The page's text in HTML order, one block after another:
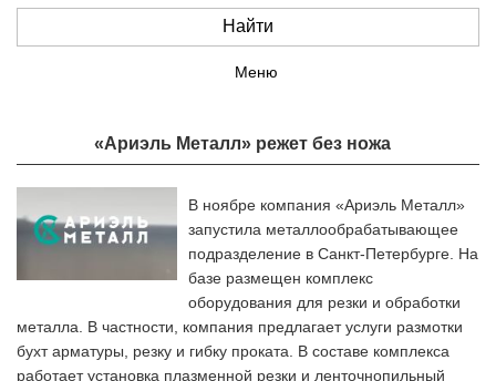
Найти
Меню
«Ариэль Металл» режет без ножа
В ноябре компания «Ариэль Металл»
запустила металлообрабатывающее
подразделение в Санкт-Петербурге. На
базе размещен комплекс
оборудования для резки и обработки
металла. В частности, компания предлагает услуги размотки
бухт арматуры, резку и гибку проката. В составе комплекса
работает установка плазменной резки и ленточнопильный